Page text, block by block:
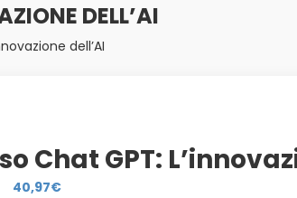
DELL’AI
dell’AI
Chat GPT:
40,97€